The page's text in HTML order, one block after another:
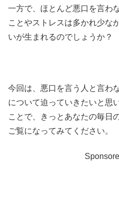
一方で、ほとんど悪口を言わ
ことやストレスは多かれ少な
いが生まれるのでしょうか？
今回は、悪口を言う人と言わ
について迫っていきたいと思
ことで、きっとあなたの毎日
ご覧になってみてください。